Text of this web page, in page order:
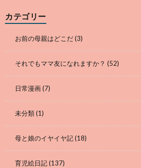
カテゴリー
お前の母親はどこだ(3)
それでもママ友になれますか？ (52)
日常漫画(7)
未分類(1)
母と娘のイヤイヤ記(18)
育児絵日記(137)